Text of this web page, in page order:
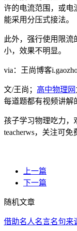
许的电流范围，或电
能采用分压式接法。
此外，强行使用限流
小，效果不明显。
via：王尚博客
文/王尚； 高中物理网
每道题都有视频讲解
孩子学习物理吃力，
teacherws，关注可免
上一篇
下一篇
随机文章
借助名人名言名句来